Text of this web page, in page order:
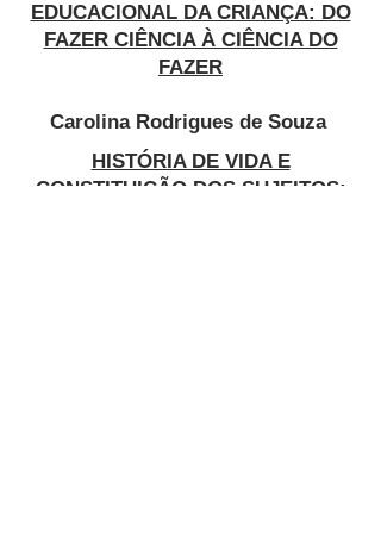
EDUCACIONAL DA CRIANÇA: DO
FAZER CIÊNCIA À CIÊNCIA DO
FAZER
Carolina Rodrigues de Souza
HISTÓRIA DE VIDA E
CONSTITUIÇÃO DOS SUJEITOS: